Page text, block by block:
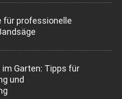
für professionelle
Garten: Tipps für
und